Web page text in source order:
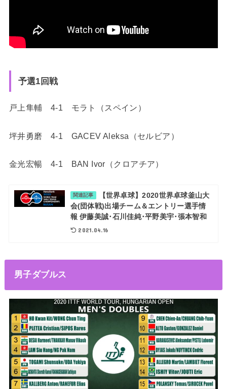
予選1回戦
戸上隼輔 4-1 モラト（スペイン）
坪井勇磨 4-1 GACEV Aleksa（セルビア）
金光宏暢 4-1 BAN Ivor（クロアチア）
関連記事
【世界卓球】2020世界卓球釜山大
会(団体戦)出場チーム＆エントリー選手情
報 伊藤美誠･石川佳純･平野美宇･張本智和
2021.04.16
男子ダブルス